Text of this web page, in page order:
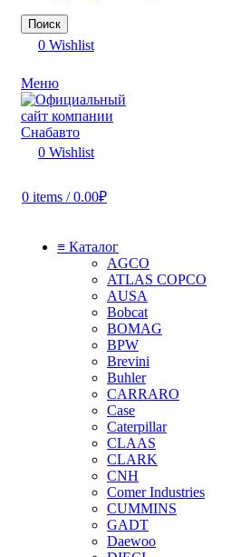
Поиск
0 Wishlist
Меню
0 Wishlist
0 items / 0.00₽
≡ Каталог
AGCO
ATLAS COPCO
AUSA
Bobcat
BOMAG
BPW
Brevini
Buhler
CARRARO
Case
Caterpillar
CLAAS
CLARK
CNH
Comer Industries
CUMMINS
GADT
Daewoo